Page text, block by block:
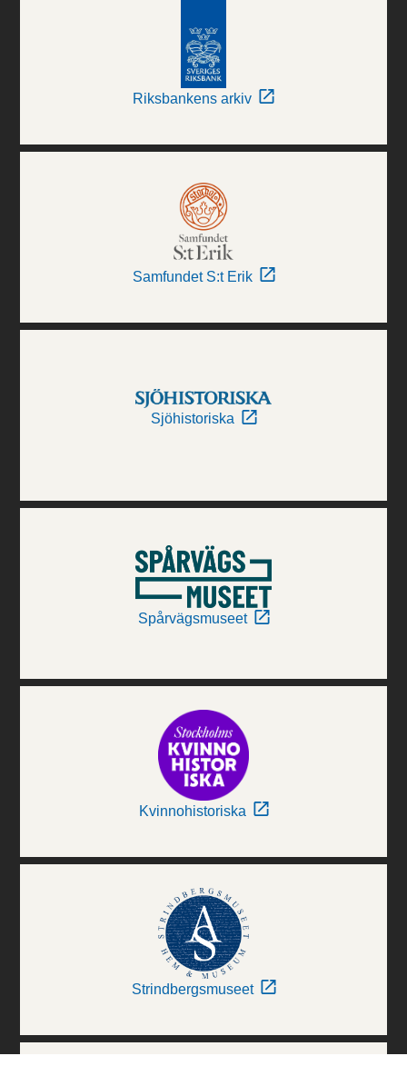
Riksbankens arkiv
Samfundet S:t Erik
Sjöhistoriska
Spårvägsmuseet
Kvinnohistoriska
Strindbergsmuseet